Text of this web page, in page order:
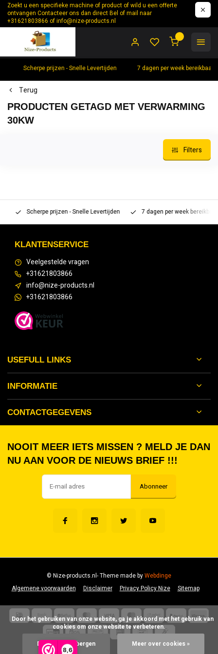
8,6
Zoekt u een specifieke machine of product of wild u een offerte
ontvangen Contacteer ons dan direct Bel of mail naar
+31621803866 ofinfo@nize-products.nl
Scherpe prijzen - Snelle Levertijden 7 dagen per week bereikbaar
Terug
PRODUCTEN GETAGD MET VERWARMING
30KW
Filters
Scherpe prijzen - Snelle Levertijden 7 dagen per week bereikbaar
KLANTENSERVICE
Veelgestelde vragen
+31621803866
info@nize-products.nl
+31621803866
USEFULL LINKS
INFORMATIE
CONTACTGEGEVENS
NOOIT MEER IETS MISSEN ? MELD JE DAN
NU AAN VOOR DE NIEUWS BRIEF !!!
Abonneer
Algemene voorwaarden Disclaimer Privacy Policy Nize Sitemap
© Nize-products.nl- Theme made byWebdinge
cookies om onze website te verbeteren.
Dit bericht verbergen Meer over cookies »